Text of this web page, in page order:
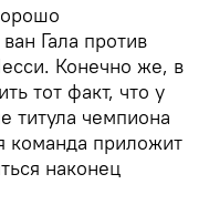
Гала против
Конечно же, в
тот факт, что у
титула чемпиона
команда приложит
наконец